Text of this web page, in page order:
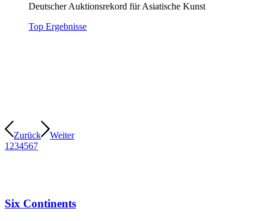
Deutscher Auktionsrekord für Asiatische Kunst
Top Ergebnisse
Zurück
Weiter
1 234567
Six Continents